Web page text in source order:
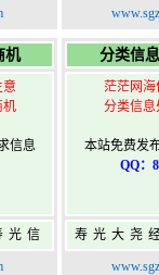
网-
息网-免费
机
意
机
信息
光信
网-
分类信
茫茫网海
分类信息
本站免费发
QQ：
寿光大尧
息网-免费